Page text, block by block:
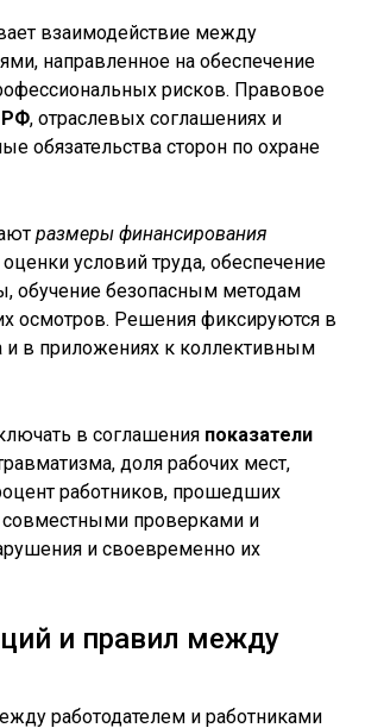
взаимодействие между
направленное на обеспечение
рисков. Правовое
РФ, отраслевых соглашениях и
обязательства сторон по охране
размеры финансирования
условий труда, обеспечение
обучение безопасным методам
осмотров. Решения фиксируются в
и в приложениях к коллективным
в соглашения показатели
доля рабочих мест,
работников, прошедших
совместными проверками и
и своевременно их
и правил между